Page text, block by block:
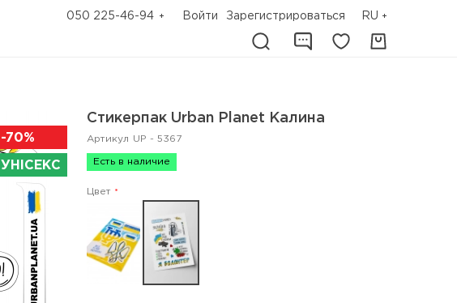
050 225-46-94 Войти Зарегистрироваться RU
-70%
УНІСЕКС
Стикерпак Urban Planet Калина
Артикул UP - 5367
Есть в наличие
Цвет